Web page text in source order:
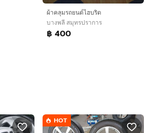
ผ้าคลุมรถยนต์ไฮบริด
บางพลี สมุทรปราการ
฿ 400
HOT